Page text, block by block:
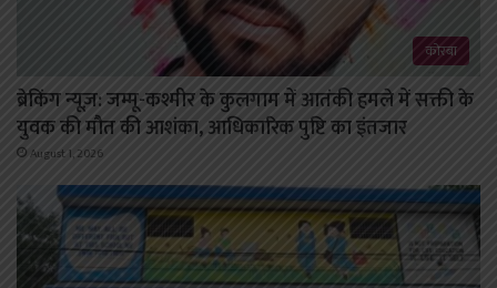
कोरबा
ब्रेकिंग न्यूज़: जम्मू-कश्मीर के कुलगाम में आतंकी हमले में सक्ती के
युवक की मौत की आशंका, आधिकारिक पुष्टि का इंतजार
August 1, 2026